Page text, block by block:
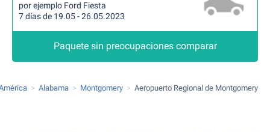
por ejemplo Ford Fiesta
7 días de 19.05 - 26.05.2023
Paquete sin preocupaciones comparar
Alabama Montgomery Aeropuerto Regional de Montgomery